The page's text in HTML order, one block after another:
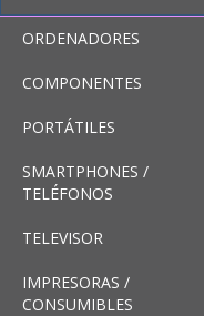
ORDENADORES
COMPONENTES
PORTÁTILES
SMARTPHONES /
TELÉFONOS
TELEVISOR
IMPRESORAS /
CONSUMIBLES